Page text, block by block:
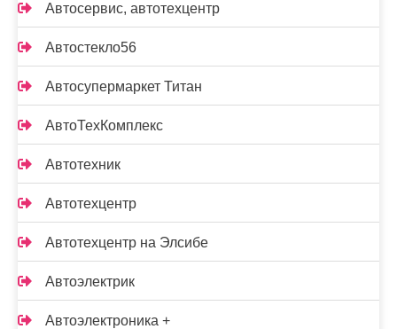
Автосервис, автотехцентр
Автостекло56
Автосупермаркет Титан
АвтоТехКомплекс
Автотехник
Автотехцентр
Автотехцентр на Элсибе
Автоэлектрик
Автоэлектроника +